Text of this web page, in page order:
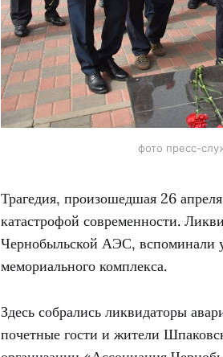
фото пресс-
Трагедия, произошедшая 26
катастрофой современности.
Чернобыльской АЭС, вспоминали
мемориального комплекса.
Здесь собрались ликвидаторы
почетные гости и жители